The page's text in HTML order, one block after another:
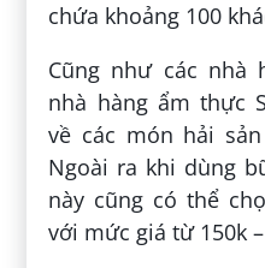
chứa khoảng 100
Cũng như các nhà
nhà hàng ẩm thực
về các món hải
Ngoài ra khi dùng
này cũng có thể
với mức giá từ 150k